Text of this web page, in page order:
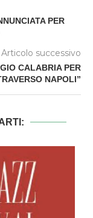
PER
Articolo successivo
CALABRIA PER
NAPOLI”